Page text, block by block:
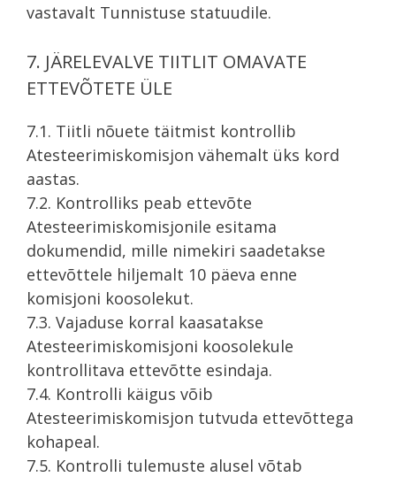
vastavalt Tunnistuse statuudile.
7. JÄRELEVALVE TIITLIT OMAVATE
ETTEVÕTETE ÜLE
7.1. Tiitli nõuete täitmist kontrollib
Atesteerimiskomisjon vähemalt üks kord
aastas.
7.2. Kontrolliks peab ettevõte
Atesteerimiskomisjonile esitama
dokumendid, mille nimekiri saadetakse
ettevõttele hiljemalt 10 päeva enne
komisjoni koosolekut.
7.3. Vajaduse korral kaasatakse
Atesteerimiskomisjoni koosolekule
kontrollitava ettevõtte esindaja.
7.4. Kontrolli käigus võib
Atesteerimiskomisjon tutvuda ettevõttega
kohapeal.
7.5. Kontrolli tulemuste alusel võtab